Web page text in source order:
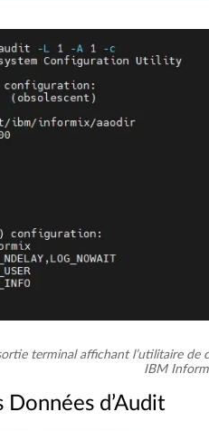
terminal affichant l’utilitaire
IBM
d’Audit